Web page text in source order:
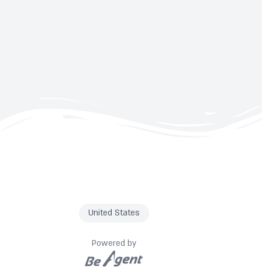
United States
Powered by